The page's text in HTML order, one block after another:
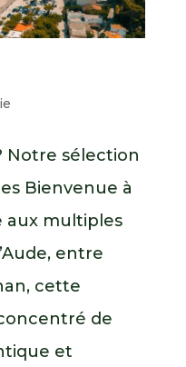
Notre sélection
Bienvenue à
aux multiples
entre
cette
de
et